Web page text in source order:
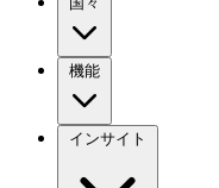
機能
インサイト